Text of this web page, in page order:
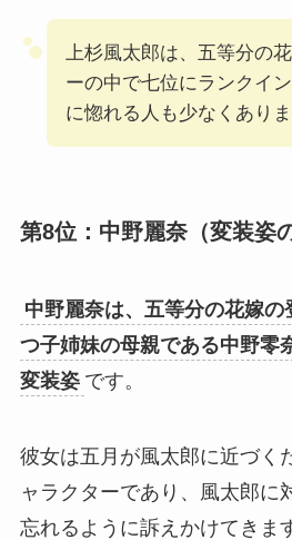
上杉風太郎は、五等分の
ーの中で七位にランクイ
に惚れる人も少なくありま
第8位：中野麗奈（変装姿
中野麗奈は、五等分の花嫁
つ子姉妹の母親である中野零
変装姿 です。
彼女は五月が風太郎に近づく
ャラクターであり、風太郎に
忘れるように訴えかけてきま